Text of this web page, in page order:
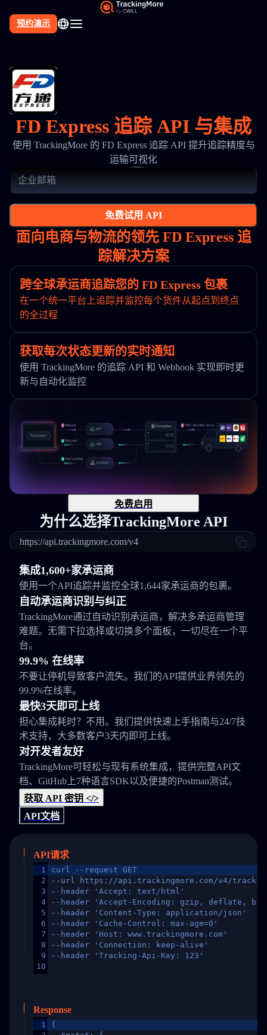
预约演示
FD Express 追踪 API 与集成
使用 TrackingMore 的 FD Express 追踪 API 提升追踪精度与
运输可视化
免费试用 API
面向电商与物流的领先 FD Express 追
踪解决方案
跨全球承运商追踪您的 FD Express 包裹
在一个统一平台上追踪并监控每个货件从起点到终点
的全过程
获取每次状态更新的实时通知
使用 TrackingMore 的追踪 API 和 Webhook 实现即时更
新与自动化监控
免费启用
为什么选择TrackingMore API
https://api.trackingmore.com/v4
集成1,600+家承运商
使用一个API追踪并监控全球1,644家承运商的包裹。
自动承运商识别与纠正
TrackingMore通过自动识别承运商，解决多承运商管理
难题。无需下拉选择或切换多个面板，一切尽在一个平
台。
99.9% 在线率
不要让停机导致客户流失。我们的API提供业界领先的
99.9%在线率。
最快3天即可上线
担心集成耗时？不用。我们提供快速上手指南与24/7技
术支持，大多数客户3天内即可上线。
对开发者友好
TrackingMore可轻松与现有系统集成，提供完整API文
档、GitHub上7种语言SDK以及便捷的Postman测试。
获取 API 密钥 </>
API文档
API请求
1
2
3
4
5
6
7
8
9
10
curl --request GET
--url https://api.trackingmore.com/v4/trackings/
--header 'Accept: text/html'
--header 'Accept-Encoding: gzip, deflate,
--header 'Content-Type: application/json'
--header 'Cache-Control: max-age=0'
--header 'Host: www.trackingmore.com'
--header 'Connection: keep-alive'
--header 'Tracking-Api-Key: 123'
Response
1
{